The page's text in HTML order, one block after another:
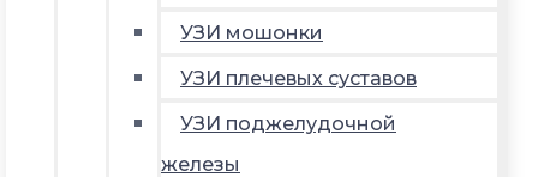
УЗИ мошонки
УЗИ плечевых суставов
УЗИ поджелудочной
железы